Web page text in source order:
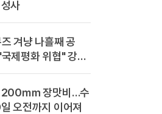
사
겨냥 나흘째 공
제평화 위협" 강력
200㎜ 장맛비…수
오전까지 이어져